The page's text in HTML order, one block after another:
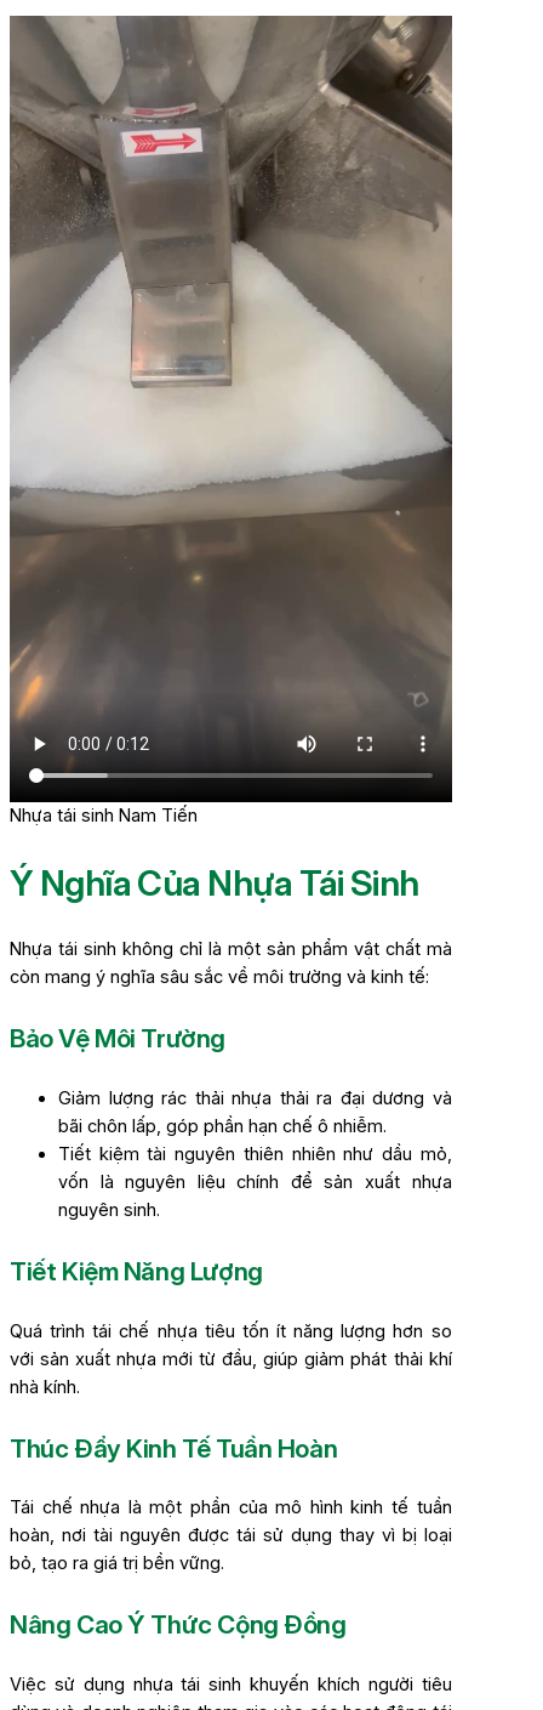
Nhựa tái sinh Nam Tiến
Ý Nghĩa Của Nhựa Tái Sinh
Nhựa tái sinh không chỉ là một sản phẩm vật chất mà
còn mang ý nghĩa sâu sắc về môi trường và kinh tế:
Bảo Vệ Môi Trường
Giảm lượng rác thải nhựa thải ra đại dương và
bãi chôn lấp, góp phần hạn chế ô nhiễm.
Tiết kiệm tài nguyên thiên nhiên như dầu mỏ,
vốn là nguyên liệu chính để sản xuất nhựa
nguyên sinh.
Tiết Kiệm Năng Lượng
Quá trình tái chế nhựa tiêu tốn ít năng lượng hơn so
với sản xuất nhựa mới từ đầu, giúp giảm phát thải khí
nhà kính.
Thúc Đẩy Kinh Tế Tuần Hoàn
Tái chế nhựa là một phần của mô hình kinh tế tuần
hoàn, nơi tài nguyên được tái sử dụng thay vì bị loại
bỏ, tạo ra giá trị bền vững.
Nâng Cao Ý Thức Cộng Đồng
Việc sử dụng nhựa tái sinh khuyến khích người tiêu